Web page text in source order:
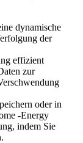
dynamische
der
effizient
zur
oder in
-Energy
indem Sie